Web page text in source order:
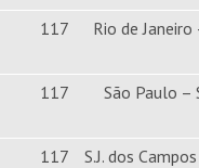
117 Rio de Janeiro
117 São Paulo –
117 S.J. dos